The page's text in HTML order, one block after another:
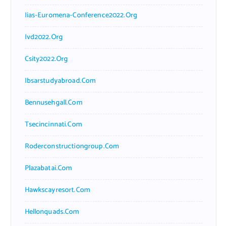
Iias-Euromena-Conference2022.org
Ivd2022.org
Csity2022.org
Ibsarstudyabroad.com
Bennusehgall.com
Tsecincinnati.com
Roderconstructiongroup.com
Plazabatai.com
Hawkscayresort.com
Hellonquads.com